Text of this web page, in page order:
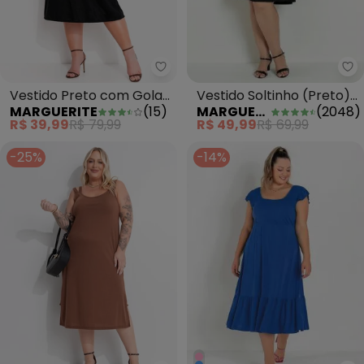
Marguerite - Vestido Preto
Vestido Preto com Gola
Gravata
MARGUERITE (15)
R$ 39,99R$ 79,99
Vestido Soltinho (Preto)
Marguerite Plus Size
MARGUERITE (2048)
R$ 49,99R$ 69,99
-25%
-14%